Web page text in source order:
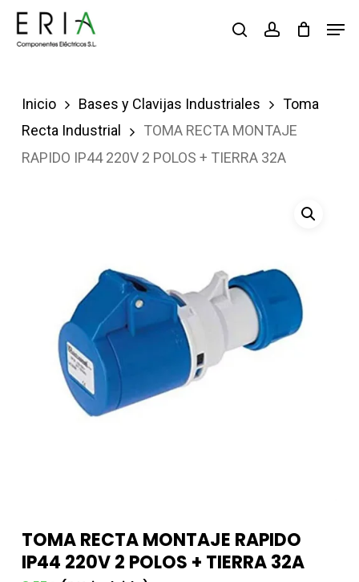
Saltar
buscaraccount
Inicio Bases y Clavijas Industriales
Toma
Recta Industrial
TOMA RECTA MONTAJE
RAPIDO IP44 220V 2 POLOS + TIERRA 32A
TOMA RECTA MONTAJE RAPIDO
IP44 220V 2 POLOS + TIERRA 32A